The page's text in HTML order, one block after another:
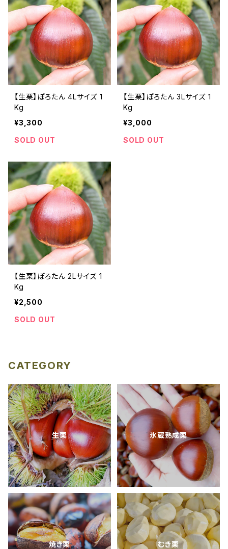
【生栗】ぽろたん 4Lサイズ 1
Kg
¥3,300
SOLD OUT
【生栗】ぽろたん 3Lサイズ 1
Kg
¥3,000
SOLD OUT
【生栗】ぽろたん 2Lサイズ 1
Kg
¥2,500
SOLD OUT
CATEGORY
生栗 氷蔵熟成栗
焼き栗 むき栗